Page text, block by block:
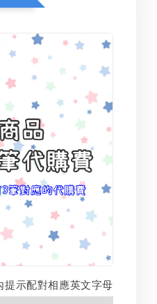
示配對相應英文字母